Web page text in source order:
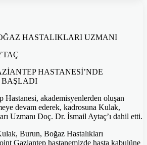
HASTALIKLARI UZMANI
HASTANESİ’NDE
BAŞLADI
Hastanesi, akademisyenlerden oluşan
devam ederek, kadrosuna Kulak,
Uzmanı Doç. Dr. İsmail Aytaç’ı dahil etti.
Burun, Boğaz Hastalıkları
Gaziantep hastanemizde hasta kabulüne